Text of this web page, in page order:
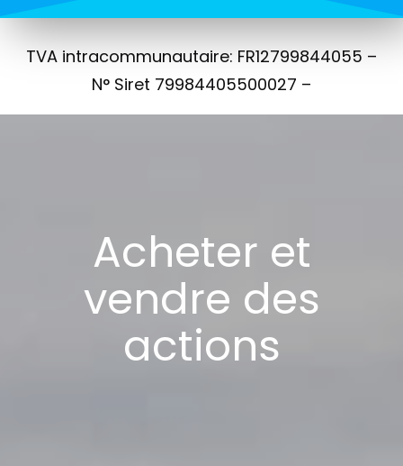
TVA intracommunautaire: FR12799844055 –
N° Siret 79984405500027 –
Acheter et
vendre des
actions